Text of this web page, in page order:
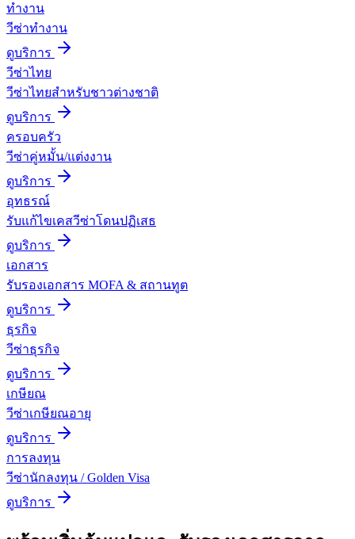
ทำงาน
วีซ่าทำงาน
ดูบริการ
วีซ่าไทย
วีซ่าไทยสำหรับชาวต่างชาติ
ดูบริการ
ครอบครัว
วีซ่าคู่หมั้น/แต่งงาน
ดูบริการ
อุทธรณ์
รับแก้ไขเคสวีซ่าโดนปฏิเสธ
ดูบริการ
เอกสาร
รับรองเอกสาร MOFA & สถานทูต
ดูบริการ
ธุรกิจ
วีซ่าธุรกิจ
ดูบริการ
เกษียณ
วีซ่าเกษียณอายุ
ดูบริการ
การลงทุน
วีซ่านักลงทุน / Golden Visa
ดูบริการ